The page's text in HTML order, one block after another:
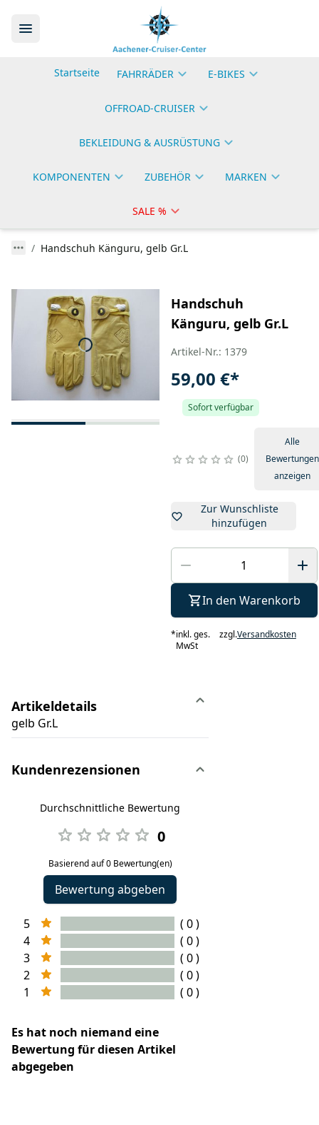
Startseite FAHRRÄDER E-BIKES
OFFROAD-CRUISER
BEKLEIDUNG & AUSRÜSTUNG
KOMPONENTEN ZUBEHÖR MARKEN
SALE %
Handschuh Känguru, gelb Gr.L
Handschuh
Känguru, gelb Gr.L
Artikel-Nr.: 1379
59,00 €*
Sofort verfügbar
0
Alle
Bewertungen
anzeigen
Zur Wunschliste
hinzufügen
In den Warenkorb
*inkl. ges.
MwSt
zzgl.Versandkosten
Artikeldetails
gelb Gr.L
Kundenrezensionen
Durchschnittliche Bewertung
0
Basierend auf 0 Bewertung(en)
Bewertung abgeben
5
( 0 )
4
( 0 )
3
( 0 )
2
( 0 )
1
( 0 )
Es hat noch niemand eine
Bewertung für diesen Artikel
abgegeben